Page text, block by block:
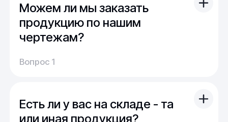
Можем ли мы заказать
продукцию по нашим
чертежам?
Вы можете отправить свой чертеж/проект
(в т.ч. примерный) с техническим заданием.
Мы можем изготовить для вас как мелкую
продукцию (метизы, точеные отводы,
Вопрос 1
Есть ли у вас на складе - та
или иная продукция?